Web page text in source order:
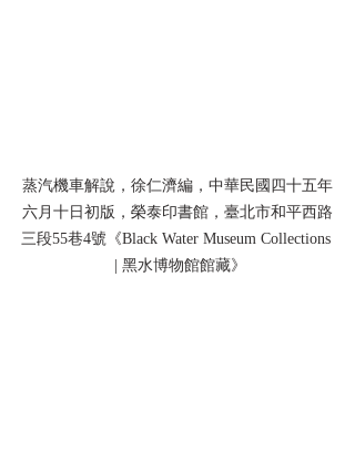
蒸汽機車解說，徐仁濟編，中華民國四十五年
六月十日初版，榮泰印書館，臺北市和平西路
三段55巷4號《Black Water Museum Collections
| 黑水博物館館藏》